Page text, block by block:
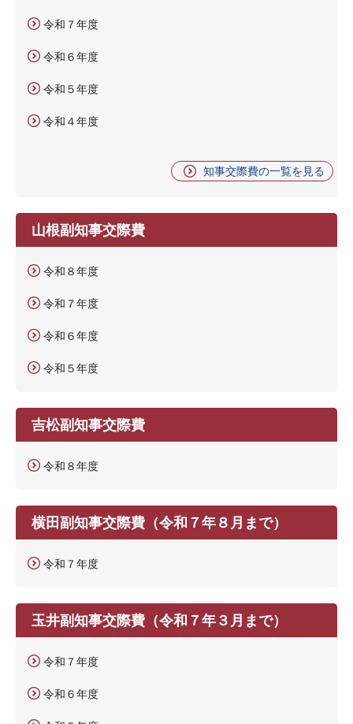
令和７年度
令和６年度
令和５年度
令和４年度
知事交際費の一覧を見る
山根副知事交際費
令和８年度
令和７年度
令和６年度
令和５年度
吉松副知事交際費
令和８年度
横田副知事交際費（令和７年８月まで）
令和７年度
玉井副知事交際費（令和７年３月まで）
令和７年度
令和６年度